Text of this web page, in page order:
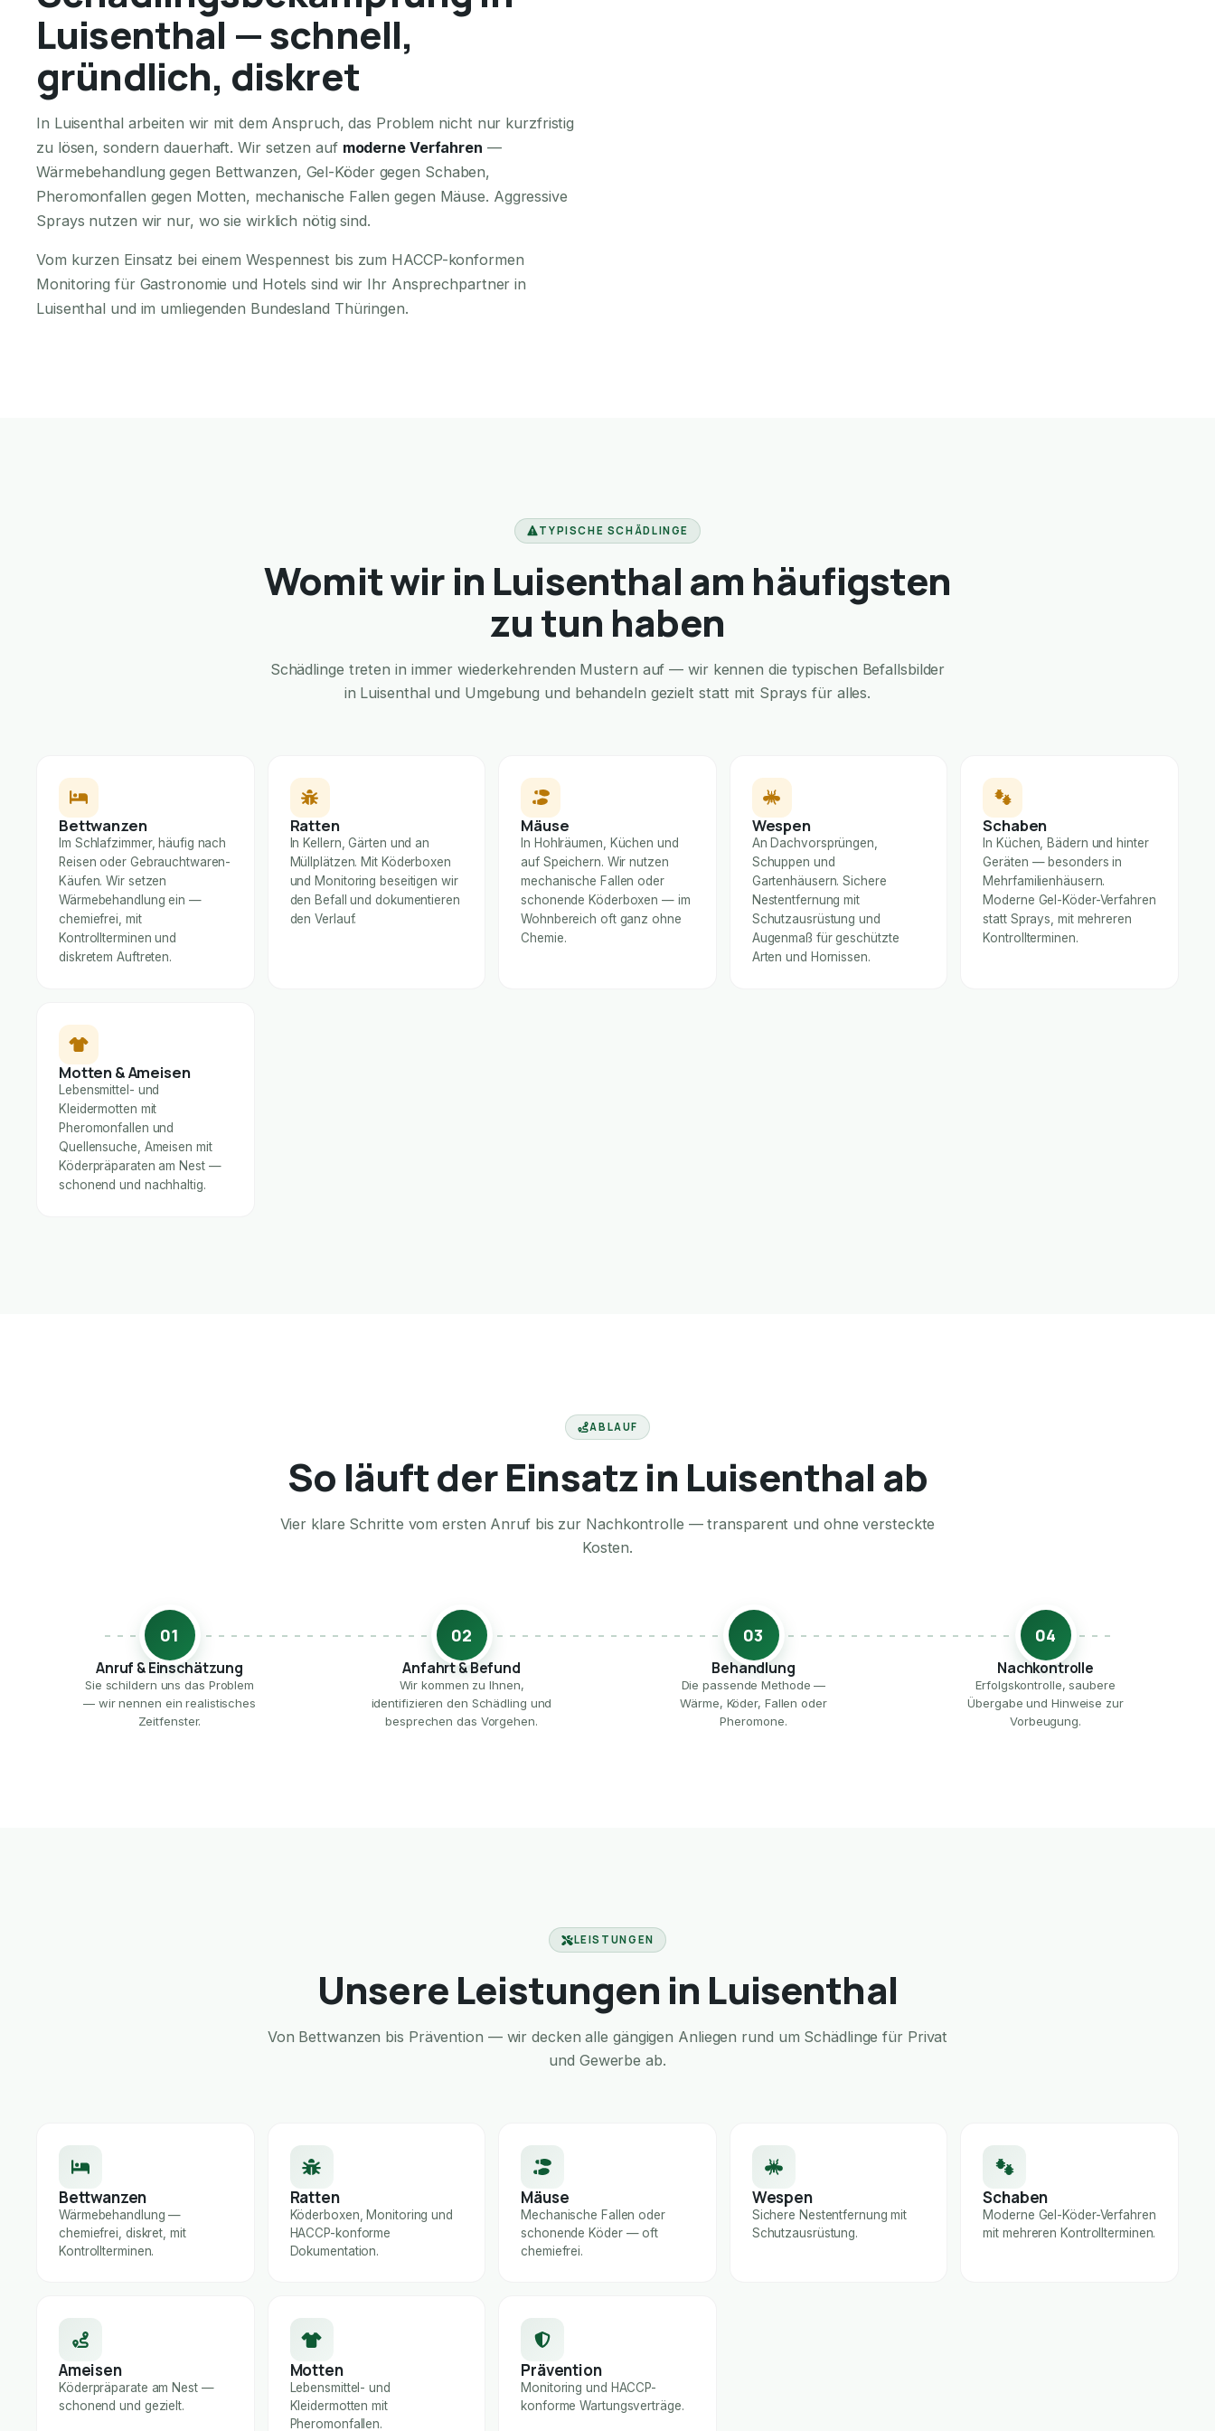
Luisenthal — schnell,
gründlich, diskret
In Luisenthal arbeiten wir mit dem Anspruch, das Problem nicht nur kurzfristig
zu lösen, sondern dauerhaft. Wir setzen auf moderne Verfahren —
Wärmebehandlung gegen Bettwanzen, Gel-Köder gegen Schaben,
Pheromonfallen gegen Motten, mechanische Fallen gegen Mäuse. Aggressive
Sprays nutzen wir nur, wo sie wirklich nötig sind.
Vom kurzen Einsatz bei einem Wespennest bis zum HACCP-konformen
Monitoring für Gastronomie und Hotels sind wir Ihr Ansprechpartner in
Luisenthal und im umliegenden Bundesland Thüringen.
TYPISCHE SCHÄDLINGE
Womit wir in Luisenthal am häufigsten
zu tun haben
Schädlinge treten in immer wiederkehrenden Mustern auf — wir kennen die typischen Befallsbilder
in Luisenthal und Umgebung und behandeln gezielt statt mit Sprays für alles.
Bettwanzen
Im Schlafzimmer, häufig nach
Reisen oder Gebrauchtwaren-
Käufen. Wir setzen
Wärmebehandlung ein —
chemiefrei, mit
Kontrollterminen und
diskretem Auftreten.
Ratten
In Kellern, Gärten und an
Müllplätzen. Mit Köderboxen
und Monitoring beseitigen wir
den Befall und dokumentieren
den Verlauf.
Mäuse
In Hohlräumen, Küchen und
auf Speichern. Wir nutzen
mechanische Fallen oder
schonende Köderboxen — im
Wohnbereich oft ganz ohne
Chemie.
Wespen
An Dachvorsprüngen,
Schuppen und
Gartenhäusern. Sichere
Nestentfernung mit
Schutzausrüstung und
Augenmaß für geschützte
Arten und Hornissen.
Schaben
In Küchen, Bädern und hinter
Geräten — besonders in
Mehrfamilienhäusern.
Moderne Gel-Köder-Verfahren
statt Sprays, mit mehreren
Kontrollterminen.
Motten & Ameisen
Lebensmittel- und
Kleidermotten mit
Pheromonfallen und
Quellensuche, Ameisen mit
Köderpräparaten am Nest —
schonend und nachhaltig.
ABLAUF
So läuft der Einsatz in Luisenthal ab
Vier klare Schritte vom ersten Anruf bis zur Nachkontrolle — transparent und ohne versteckte
Kosten.
01
Anruf & Einschätzung
Sie schildern uns das Problem
— wir nennen ein realistisches
Zeitfenster.
02
Anfahrt & Befund
Wir kommen zu Ihnen,
identifizieren den Schädling und
besprechen das Vorgehen.
03
Behandlung
Die passende Methode —
Wärme, Köder, Fallen oder
Pheromone.
04
Nachkontrolle
Erfolgskontrolle, saubere
Übergabe und Hinweise zur
Vorbeugung.
LEISTUNGEN
Unsere Leistungen in Luisenthal
Von Bettwanzen bis Prävention — wir decken alle gängigen Anliegen rund um Schädlinge für Privat
und Gewerbe ab.
Bettwanzen
Wärmebehandlung —
chemiefrei, diskret, mit
Kontrollterminen.
Ratten
Köderboxen, Monitoring und
HACCP-konforme
Dokumentation.
Mäuse
Mechanische Fallen oder
schonende Köder — oft
chemiefrei.
Wespen
Sichere Nestentfernung mit
Schutzausrüstung.
Schaben
Moderne Gel-Köder-Verfahren
mit mehreren Kontrollterminen.
Ameisen
Köderpräparate am Nest —
schonend und gezielt.
Motten
Lebensmittel- und
Kleidermotten mit
Pheromonfallen.
Prävention
Monitoring und HACCP-
konforme Wartungsverträge.